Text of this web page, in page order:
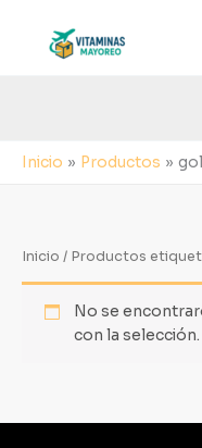
contenido
Inicio Productos
Inicio / Productos
No se
con la selección.